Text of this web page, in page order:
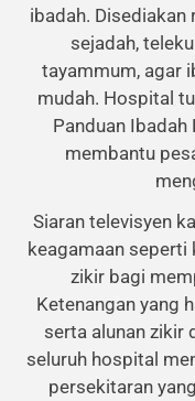
ibadah. Disediakan
sejadah,
tayammum, agar
mudah. Hospital
Panduan
membantu
Siaran televisyen
keagamaan seperti
zikir bagi
Ketenangan yang
serta alunan zikir
seluruh hospital
persekitaran